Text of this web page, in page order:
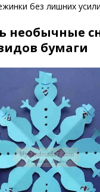
без лишних
необычные
бумаги